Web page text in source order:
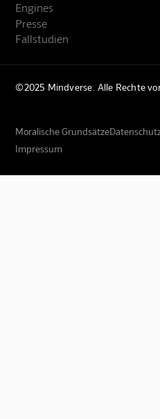
Engines
Presse
Fallstudien
©2025 Mindverse. Alle Rechte
Moralische Grundsätze
Impressum